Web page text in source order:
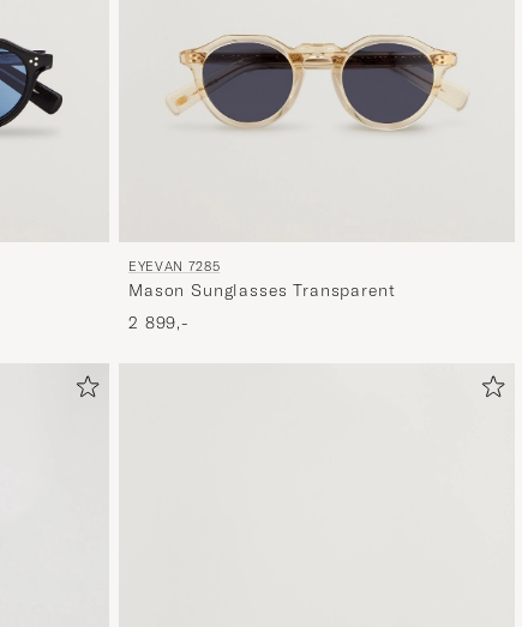
EYEVAN 7285
Mason Sunglasses Transparent
2 899,-